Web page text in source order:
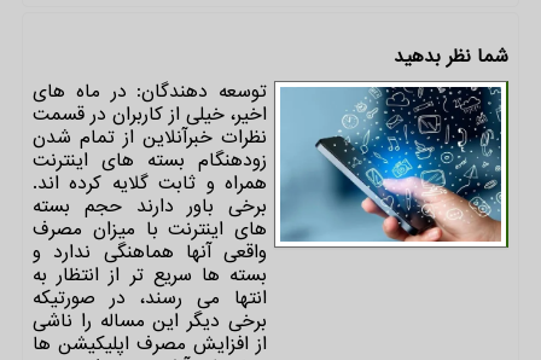
شما نظر بدهید
توسعه دهندگان: در ماه های
اخیر، خیلی از کاربران در قسمت
نظرات خبرآنلاین از تمام شدن
زودهنگام بسته های اینترنت
همراه و ثابت گلایه کرده اند.
برخی باور دارند حجم بسته
های اینترنت با میزان مصرف
واقعی آنها هماهنگی ندارد و
بسته ها سریع تر از انتظار به
انتها می رسند، در صورتیکه
برخی دیگر این مساله را ناشی
از افزایش مصرف اپلیکیشن ها